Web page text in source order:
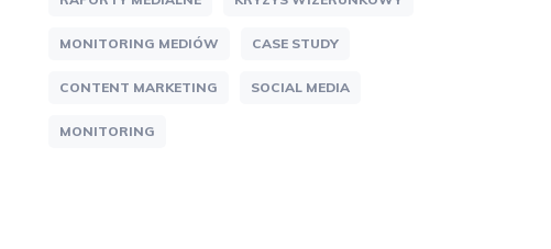
MONITORING MEDIÓW CASE STUDY
CONTENT MARKETING SOCIAL MEDIA
MONITORING